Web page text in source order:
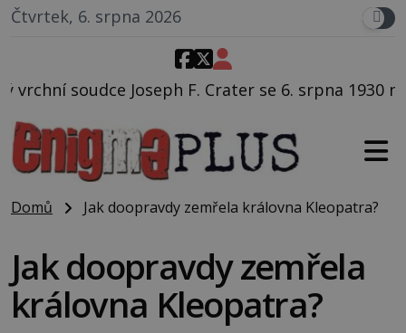
Čtvrtek, 6. srpna 2026
F. Crater se 6. srpna 1930 navečeří ve své
Domů Jak doopravdy zemřela královna Kleopatra?
Jak doopravdy zemřela
královna Kleopatra?